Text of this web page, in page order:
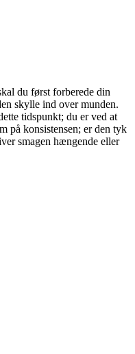
du først forberede din
skylle ind over munden.
tidspunkt; du er ved at
på konsistensen; er den tyk
smagen hængende eller